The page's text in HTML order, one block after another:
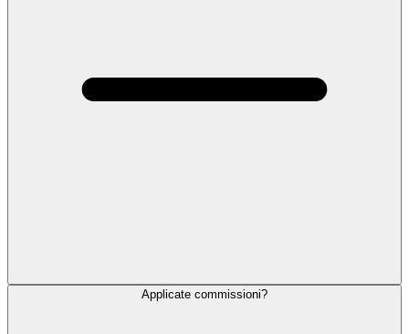
Applicate commissioni?